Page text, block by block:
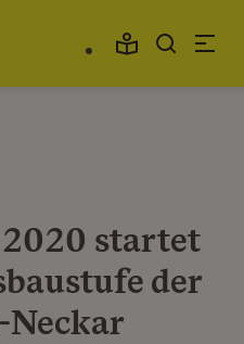
startet
der
Neckar